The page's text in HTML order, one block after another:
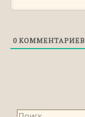
0 КОММЕНТАРИЕВ